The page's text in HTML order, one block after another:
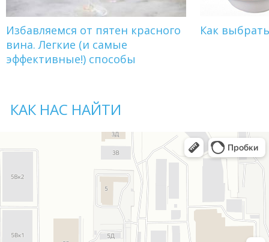
Избавляемся от пятен красного
вина. Легкие (и самые
эффективные!) способы
Как
КАК НАС НАЙТИ